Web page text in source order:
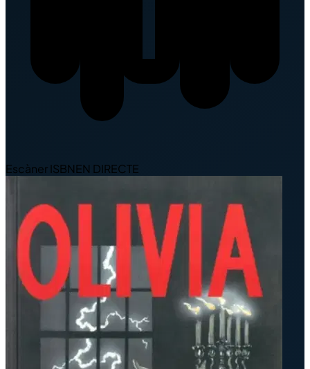
Escàner ISBNEN DIRECTE